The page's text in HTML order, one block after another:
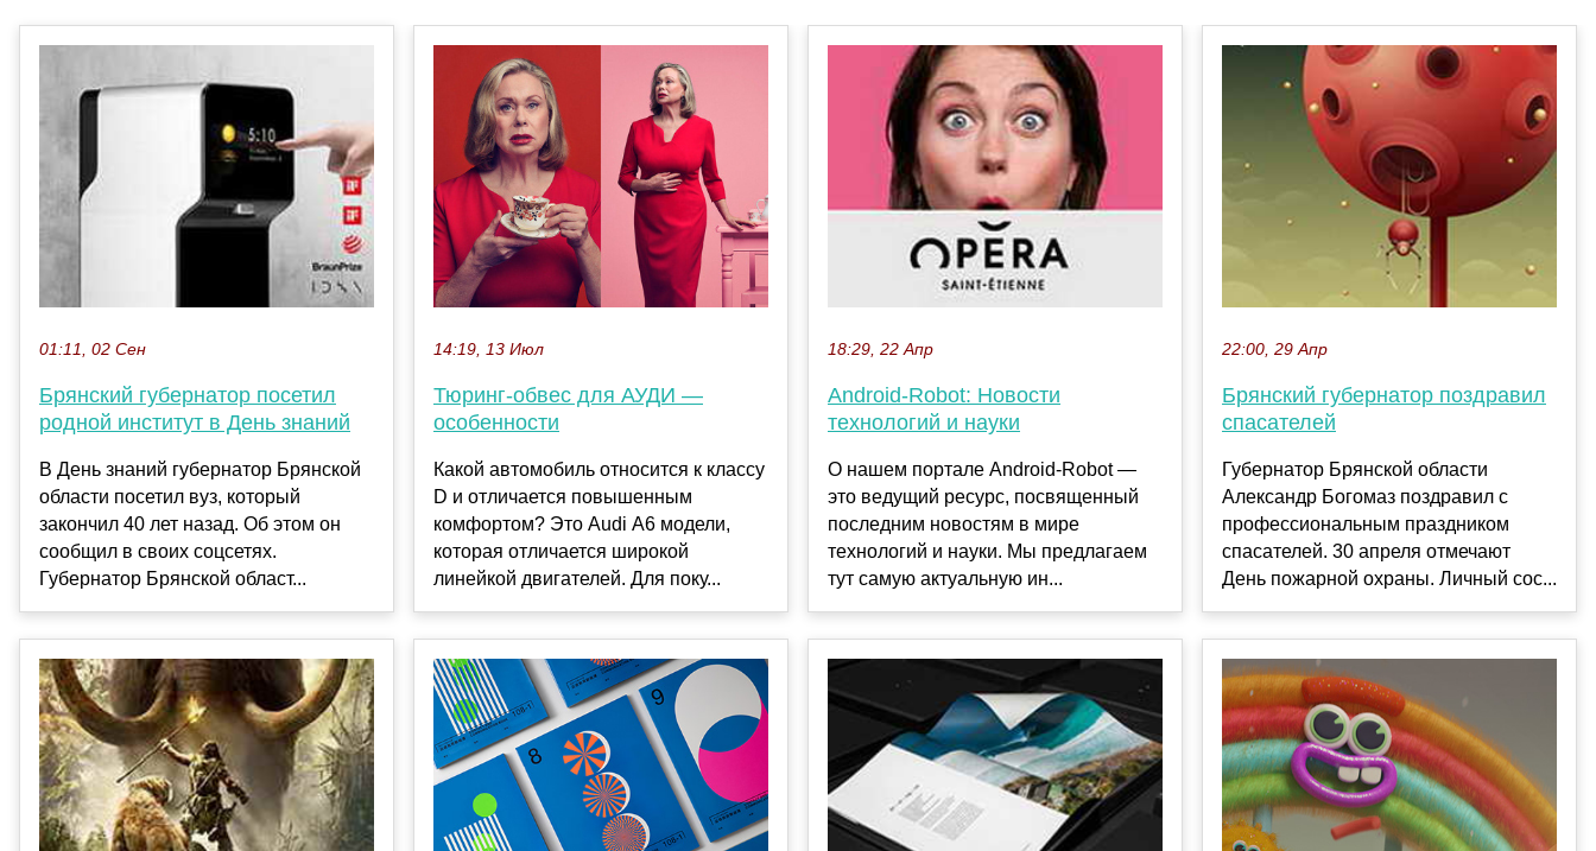
01:11, 02 Сен
Брянский губернатор посетил
родной институт в День знаний
В День знаний губернатор Брянской
области посетил вуз, который
закончил 40 лет назад. Об этом он
сообщил в своих соцсетях.
Губернатор Брянской област...
14:19, 13 Июл
Тюринг-обвес для АУДИ —
особенности
Какой автомобиль относится к классу
D и отличается повышенным
комфортом? Это Audi А6 модели,
которая отличается широкой
линейкой двигателей. Для поку...
18:29, 22 Апр
Android-Robot: Новости
технологий и науки
О нашем портале Android-Robot —
это ведущий ресурс, посвященный
последним новостям в мире
технологий и науки. Мы предлагаем
тут самую актуальную ин...
22:00, 29 Апр
Брянский губернатор поздравил
спасателей
Губернатор Брянской области
Александр Богомаз поздравил с
профессиональным праздником
спасателей. 30 апреля отмечают
День пожарной охраны. Личный сос...